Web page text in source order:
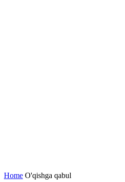
Home O'qishga qabul